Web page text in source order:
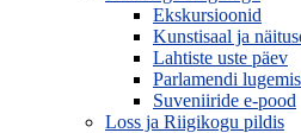
Ekskursioonid
Kunstisaal ja
Lahtiste uste päev
Parlamendi
Suveniiride e-pood
Loss ja Riigikogu pildis